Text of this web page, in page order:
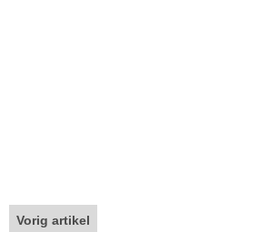
Vorig artikel